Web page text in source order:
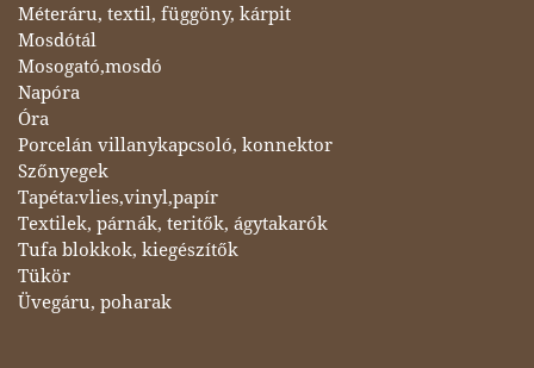
Méteráru, textil, függöny, kárpit
Mosdótál
Mosogató,mosdó
Napóra
Óra
Porcelán villanykapcsoló, konnektor
Szőnyegek
Tapéta:vlies,vinyl,papír
Textilek, párnák, teritők, ágytakarók
Tufa blokkok, kiegészítők
Tükör
Üvegáru, poharak